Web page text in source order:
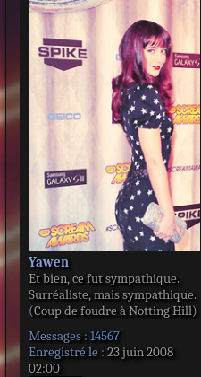
Yawen
Et bien, ce fut sympathique.
Surréaliste, mais sympathique.
(Coup de foudre à Notting Hill)
Messages : 14567
Enregistré le : 23 juin 2008
02:00